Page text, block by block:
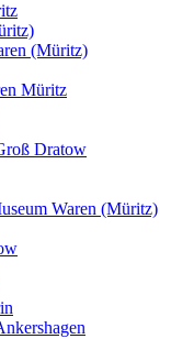
(Müritz)
Müritz
Dratow
Waren (Müritz)